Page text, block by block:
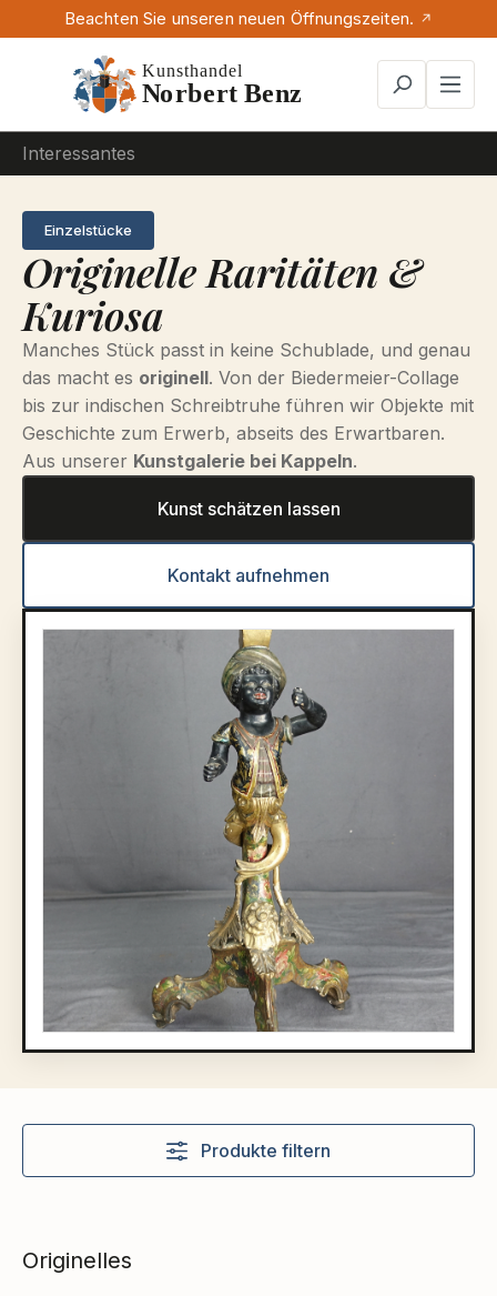
Zum Hauptinhalt springen
Beachten Sie unseren neuen Öffnungszeiten.
Interessantes
Einzelstücke
Originelle Raritäten &
Kuriosa
Manches Stück passt in keine Schublade, und genau
das macht es originell. Von der Biedermeier-Collage
bis zur indischen Schreibtruhe führen wir Objekte mit
Geschichte zum Erwerb, abseits des Erwartbaren.
Aus unserer Kunstgalerie bei Kappeln.
Kunst schätzen lassen
Kontakt aufnehmen
Produkte filtern
Originelles